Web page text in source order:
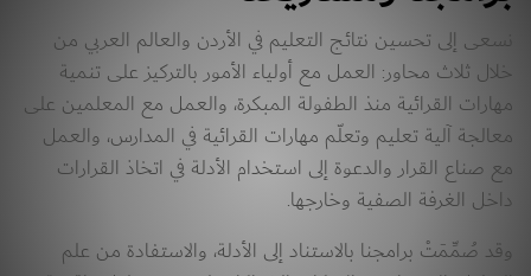
نسعى إلى تحسين نتائج التعليم في الأردن والعالم العربي من
خلال ثلاث محاور: العمل مع أولياء الأمور بالتركيز على تنمية
مهارات القرائية منذ الطفولة المبكرة، والعمل مع المعلمين على
معالجة آلية تعليم وتعلّم مهارات القرائية في المدارس، والعمل
مع صناع القرار والدعوة إلى استخدام الأدلة في اتخاذ القرارات
داخل الغرفة الصفية وخارجها.
وقد صُمِّمَتْ برامجنا بالاستناد إلى الأدلة، والاستفادة من علم